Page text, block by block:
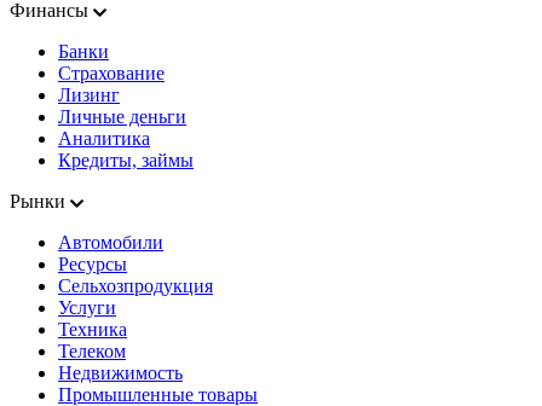
Финансы
Банки
Страхование
Лизинг
Личные деньги
Аналитика
Кредиты, займы
Рынки
Автомобили
Ресурсы
Сельхозпродукция
Услуги
Техника
Телеком
Недвижимость
Промышленные товары